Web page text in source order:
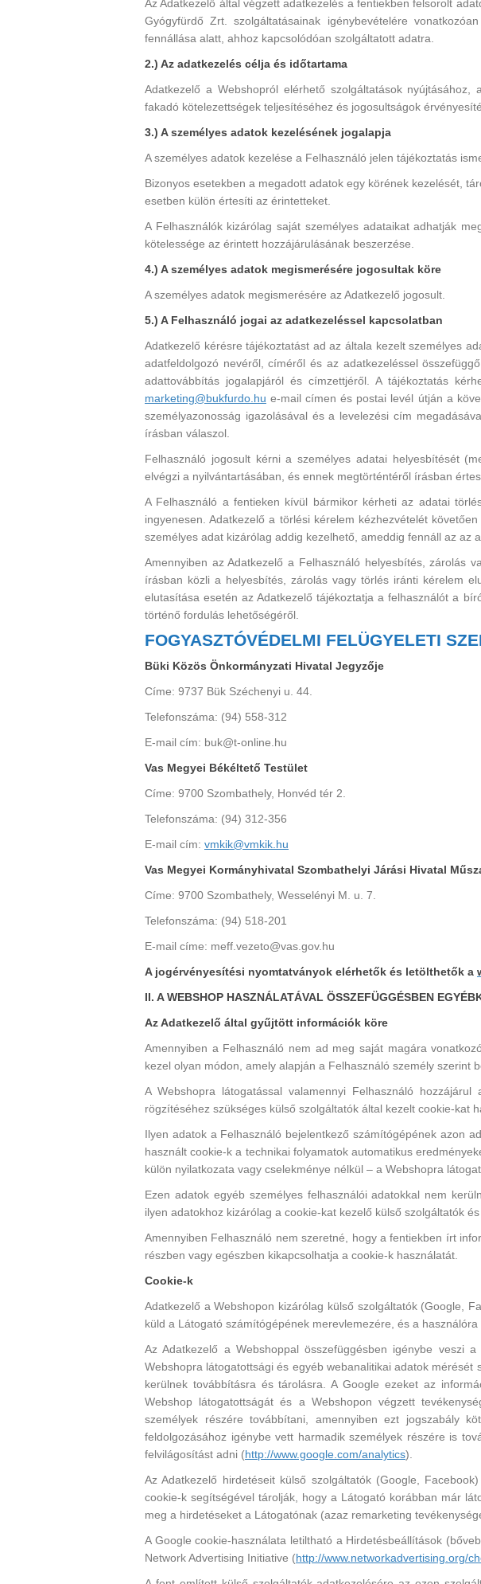
Az Adatkezelő által végzett adatkezelés a fentiekben felsorolt
Gyógyfürdő Zrt. szolgáltatásainak igénybevételére
fennállása alatt, ahhoz kapcsolódóan szolgáltatott adatra.
2.) Az adatkezelés célja és időtartama
Adatkezelő a Webshopról elérhető szolgáltatások
fakadó kötelezettségek teljesítéséhez és jogosultságok
3.) A személyes adatok kezelésének jogalapja
A személyes adatok kezelése a Felhasználó jelen tájékoztatás
Bizonyos esetekben a megadott adatok egy körének kezelését,
esetben külön értesíti az érintetteket.
A Felhasználók kizárólag saját személyes adataikat adhatják
kötelessége az érintett hozzájárulásának beszerzése.
4.) A személyes adatok megismerésére jogosultak köre
A személyes adatok megismerésére az Adatkezelő jogosult.
5.) A Felhasználó jogai az adatkezeléssel kapcsolatban
Adatkezelő kérésre tájékoztatást ad az általa kezelt személyes
adatfeldolgozó nevéről, címéről és az adatkezeléssel
adattovábbítás jogalapjáról és címzettjéről. A tájékoztatás
marketing@bukfurdo.hu e-mail címen és postai levél útján a
személyazonosság igazolásával és a levelezési cím
írásban válaszol.
Felhasználó jogosult kérni a személyes adatai helyesbítését
elvégzi a nyilvántartásában, és ennek megtörténtéről írásban
A Felhasználó a fentieken kívül bármikor kérheti az adatai
ingyenesen. Adatkezelő a törlési kérelem kézhezvételét
személyes adat kizárólag addig kezelhető, ameddig fennáll az az
Amennyiben az Adatkezelő a Felhasználó helyesbítés, zárolás
írásban közli a helyesbítés, zárolás vagy törlés iránti kérelem
elutasítása esetén az Adatkezelő tájékoztatja a felhasználót a
történő fordulás lehetőségéről.
FOGYASZTÓVÉDELMI FELÜGYELETI
Büki Közös Önkormányzati Hivatal Jegyzője
Címe: 9737 Bük Széchenyi u. 44.
Telefonszáma: (94) 558-312
E-mail cím: buk@t-online.hu
Vas Megyei Békéltető Testület
Címe: 9700 Szombathely, Honvéd tér 2.
Telefonszáma: (94) 312-356
E-mail cím: vmkik@vmkik.hu
Vas Megyei Kormányhivatal Szombathelyi Járási Hivatal
Címe: 9700 Szombathely, Wesselényi M. u. 7.
Telefonszáma: (94) 518-201
E-mail címe: meff.vezeto@vas.gov.hu
A jogérvényesítési nyomtatványok elérhetők és letölthetők a
II. A WEBSHOP HASZNÁLATÁVAL ÖSSZEFÜGGÉSBEN
Az Adatkezelő által gyűjtött információk köre
Amennyiben a Felhasználó nem ad meg saját magára
kezel olyan módon, amely alapján a Felhasználó személy szerint
A Webshopra látogatással valamennyi Felhasználó
rögzítéséhez szükséges külső szolgáltatók által kezelt cookie-kat
Ilyen adatok a Felhasználó bejelentkező számítógépének azon
használt cookie-k a technikai folyamatok automatikus
külön nyilatkozata vagy cselekménye nélkül – a Webshopra
Ezen adatok egyéb személyes felhasználói adatokkal nem
ilyen adatokhoz kizárólag a cookie-kat kezelő külső szolgáltatók
Amennyiben Felhasználó nem szeretné, hogy a fentiekben írt
részben vagy egészben kikapcsolhatja a cookie-k használatát.
Cookie-k
Adatkezelő a Webshopon kizárólag külső szolgáltatók (Google,
küld a Látogató számítógépének merevlemezére, és a
Az Adatkezelő a Webshoppal összefüggésben igénybe veszi
Webshopra látogatottsági és egyéb webanalitikai adatok
kerülnek továbbításra és tárolásra. A Google ezeket az
Webshop látogatottságát és a Webshopon végzett
személyek részére továbbítani, amennyiben ezt jogszabály
feldolgozásához igénybe vett harmadik személyek részére is
felvilágosítást adni (http://www.google.com/analytics).
Az Adatkezelő hirdetéseit külső szolgáltatók (Google,
cookie-k segítségével tárolják, hogy a Látogató korábban már
meg a hirdetéseket a Látogatónak (azaz remarketing
A Google cookie-használata letiltható a Hirdetésbeállítások
Network Advertising Initiative (http://www.networkadvertising.org/